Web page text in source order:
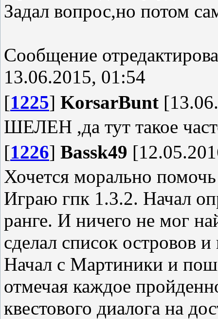
Задал вопрос,но потом
Сообщение
13.06.2015, 01:54
[1225] KorsarBunt
ШЕЛЕН ,да тут такое
[1226] Bassk49
Хочется морально
Играю гпк 1.3.2. Начал
ранге. И ничего не мог
сделал список островов
Начал с Мартиники и
отмечая каждое
квестового диалога на